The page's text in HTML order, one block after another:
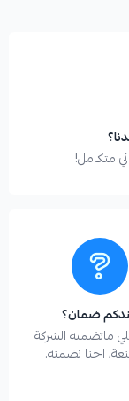
متكامل!
ضمان؟
ماتضمنه الشركة
احنا نضمنه.